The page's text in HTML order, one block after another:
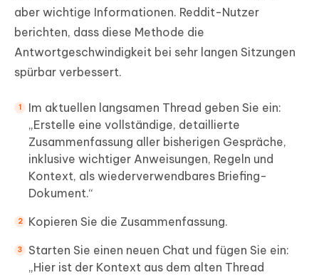
aber wichtige Informationen. Reddit-Nutzer
berichten, dass diese Methode die
Antwortgeschwindigkeit bei sehr langen Sitzungen
spürbar verbessert.
Im aktuellen langsamen Thread geben Sie ein:
„Erstelle eine vollständige, detaillierte
Zusammenfassung aller bisherigen Gespräche,
inklusive wichtiger Anweisungen, Regeln und
Kontext, als wiederverwendbares Briefing-
Dokument.“
Kopieren Sie die Zusammenfassung.
Starten Sie einen neuen Chat und fügen Sie ein:
„Hier ist der Kontext aus dem alten Thread